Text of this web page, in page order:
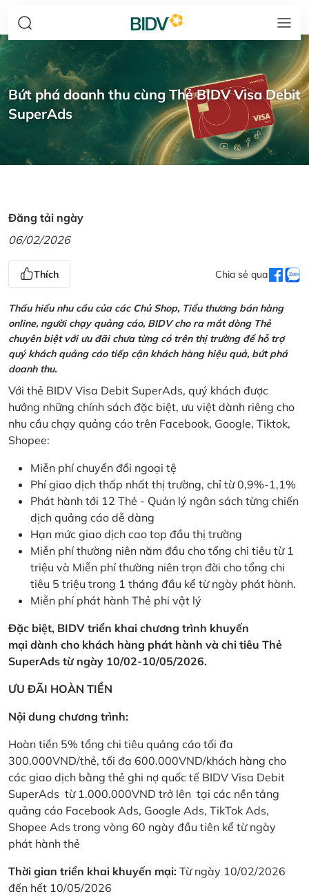
Bứt phá doanh thu cùng Thẻ BIDV Visa Debit
SuperAds
Đăng tải ngày
06/02/2026
Thích Chia sẻ qua
Thấu hiểu nhu cầu của các Chủ Shop, Tiểu thương bán hàng
online, người chạy quảng cáo, BIDV cho ra mắt dòng Thẻ
chuyên biệt với ưu đãi chưa từng có trên thị trường để hỗ trợ
quý khách quảng cáo tiếp cận khách hàng hiệu quả, bứt phá
doanh thu.
Với thẻ BIDV Visa Debit SuperAds, quý khách được
hưởng những chính sách đặc biệt, ưu việt dành riêng cho
nhu cầu chạy quảng cáo trên Facebook, Google, Tiktok,
Shopee:
Miễn phí chuyển đổi ngoại tệ
Phí giao dịch thấp nhất thị trường, chỉ từ 0,9%-1,1%
Phát hành tới 12 Thẻ - Quản lý ngân sách từng chiến
dịch quảng cáo dễ dàng
Hạn mức giao dịch cao top đầu thị trường
Miễn phí thường niên năm đầu cho tổng chi tiêu từ 1
triệu và Miễn phí thường niên trọn đời cho tổng chi
tiêu 5 triệu trong 1 tháng đầu kể từ ngày phát hành.
Miễn phí phát hành Thẻ phi vật lý
Đặc biệt, BIDV triển khai chương trình khuyến
mại dành cho khách hàng phát hành và chi tiêu Thẻ
SuperAds từ ngày 10/02-10/05/2026.
ƯU ĐÃI HOÀN TIỀN
Nội dung chương trình:
Hoàn tiền 5% tổng chi tiêu quảng cáo tối đa
300.000VND/thẻ, tối đa 600.000VND/khách hàng cho
các giao dịch bằng thẻ ghi nợ quốc tế BIDV Visa Debit
SuperAds từ 1.000.000VND trở lên tại các nền tảng
quảng cáo Facebook Ads, Google Ads, TikTok Ads,
Shopee Ads trong vòng 60 ngày đầu tiên kể từ ngày
phát hành thẻ
Thời gian triển khai khuyến mại: Từ ngày 10/02/2026
đến hết 10/05/2026